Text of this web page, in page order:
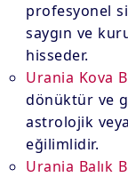
profesyonel
saygın ve
hisseder.
Urania Kova
dönüktür ve
astrolojik
eğilimlidir.
Urania Balık